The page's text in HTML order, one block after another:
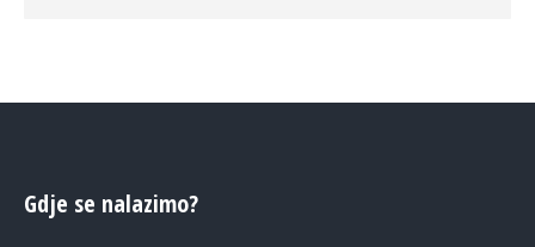
Gdje se nalazimo?